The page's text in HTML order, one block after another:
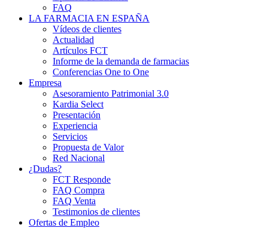
FAQ
LA FARMACIA EN ESPAÑA
Vídeos de clientes
Actualidad
Artículos FCT
Informe de la demanda de farmacias
Conferencias One to One
Empresa
Asesoramiento Patrimonial 3.0
Kardia Select
Presentación
Experiencia
Servicios
Propuesta de Valor
Red Nacional
¿Dudas?
FCT Responde
FAQ Compra
FAQ Venta
Testimonios de clientes
Ofertas de Empleo